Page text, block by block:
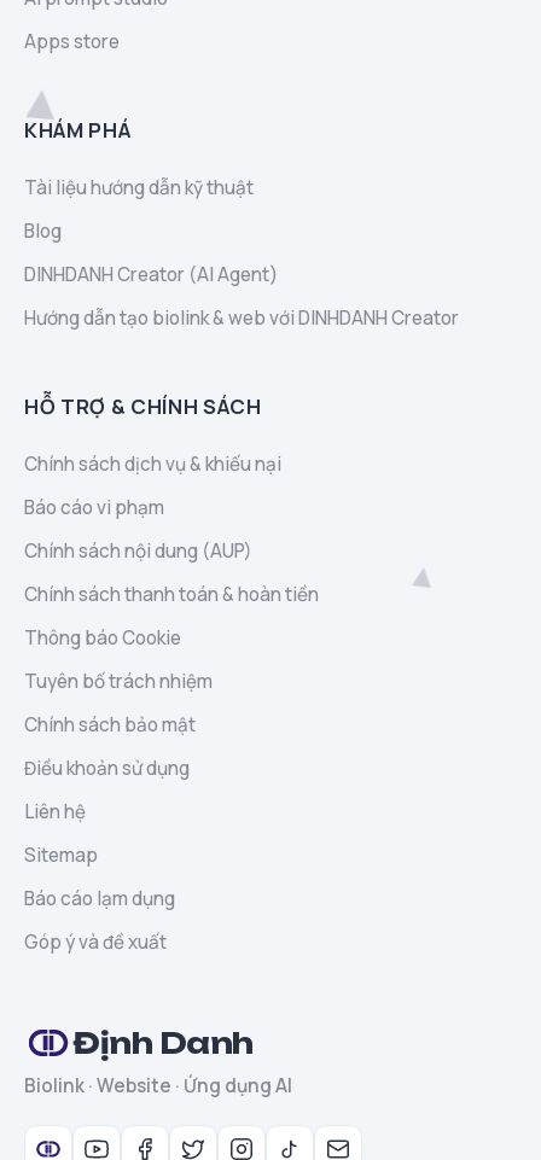
Apps store
KHÁM PHÁ
Tài liệu hướng dẫn kỹ thuật
Blog
DINHDANH Creator (AI Agent)
Hướng dẫn tạo biolink & web với DINHDANH Creator
HỖ TRỢ & CHÍNH SÁCH
Chính sách dịch vụ & khiếu nại
Báo cáo vi phạm
Chính sách nội dung (AUP)
Chính sách thanh toán & hoàn tiền
Thông báo Cookie
Tuyên bố trách nhiệm
Chính sách bảo mật
Điều khoản sử dụng
Liên hệ
Sitemap
Báo cáo lạm dụng
Góp ý và đề xuất
Định Danh
Biolink · Website · Ứng dụng AI